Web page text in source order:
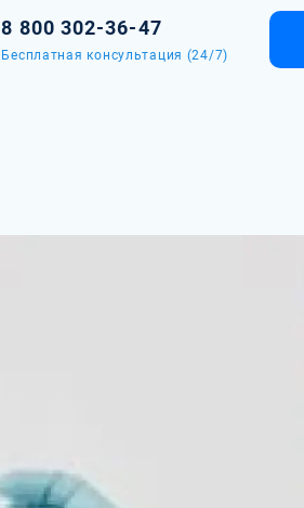
8 800 302-36-47
Бесплатная консультация (24/7)